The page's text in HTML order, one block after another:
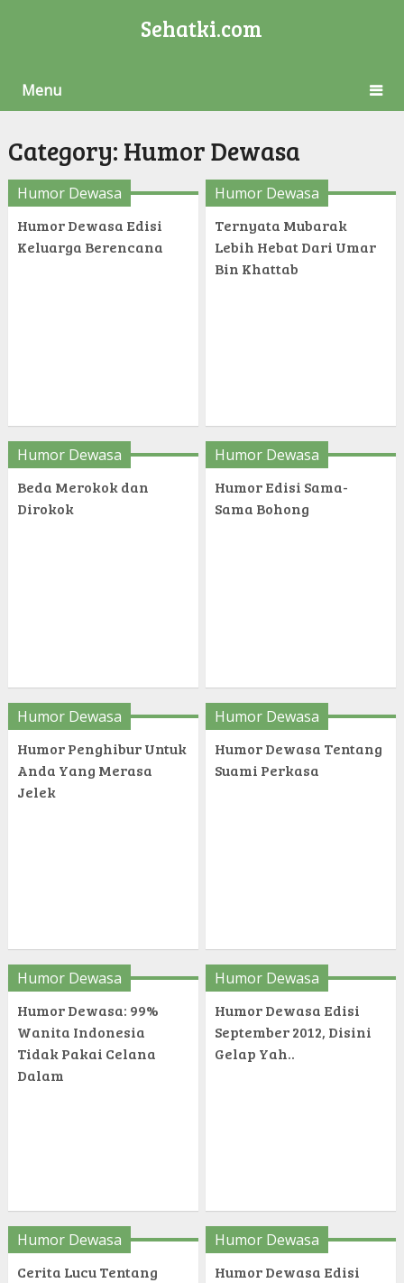
Sehatki.com
Menu
Category: Humor Dewasa
Humor Dewasa
Humor Dewasa Edisi
Keluarga Berencana
Humor Dewasa
Ternyata Mubarak
Lebih Hebat Dari Umar
Bin Khattab
Humor Dewasa
Beda Merokok dan
Dirokok
Humor Dewasa
Humor Edisi Sama-
Sama Bohong
Humor Dewasa
Humor Penghibur Untuk
Anda Yang Merasa
Jelek
Humor Dewasa
Humor Dewasa Tentang
Suami Perkasa
Humor Dewasa
Humor Dewasa: 99%
Wanita Indonesia
Tidak Pakai Celana
Dalam
Humor Dewasa
Humor Dewasa Edisi
September 2012, Disini
Gelap Yah..
Humor Dewasa
Cerita Lucu Tentang
Humor Dewasa
Humor Dewasa Edisi